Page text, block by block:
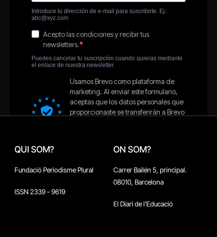
QUI SOM?
Fundació Periodisme Plural
ISSN 2339 - 9619
ON SOM?
Carrer Bailén 5, principal.
08010, Barcelona
El Diari de l'Educació